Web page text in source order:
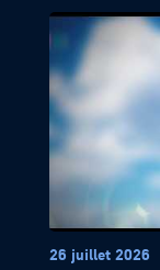
26 juillet 2026